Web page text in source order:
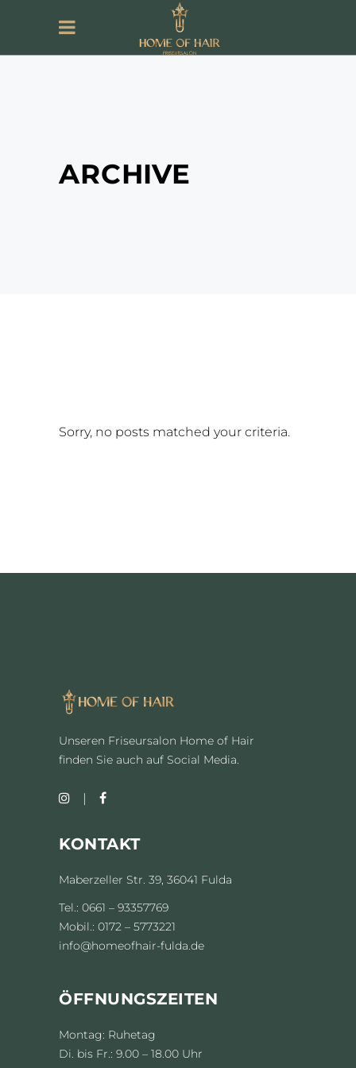
ARCHIVE
Sorry, no posts matched your criteria.
Unseren Friseursalon Home of Hair
finden Sie auch auf Social Media.
KONTAKT
Maberzeller Str. 39, 36041 Fulda
Tel.: 0661 – 93357769
Mobil.: 0172 – 5773221
info@homeofhair-fulda.de
ÖFFNUNGSZEITEN
Montag: Ruhetag
Di. bis Fr.: 9.00 – 18.00 Uhr